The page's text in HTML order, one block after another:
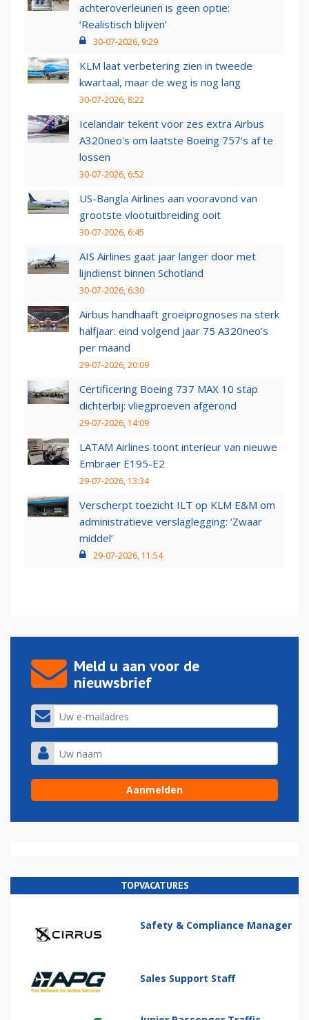
achteroverleunen is geen optie:
‘Realistisch blijven’
30-07-2026, 9:29
KLM laat verbetering zien in tweede
kwartaal, maar de weg is nog lang
30-07-2026, 8:22
Icelandair tekent voor zes extra Airbus
A320neo's om laatste Boeing 757's af te
lossen
30-07-2026, 6:52
US-Bangla Airlines aan vooravond van
grootste vlootuitbreiding ooit
30-07-2026, 6:45
AIS Airlines gaat jaar langer door met
lijndienst binnen Schotland
30-07-2026, 6:30
Airbus handhaaft groeiprognoses na sterk
halfjaar: eind volgend jaar 75 A320neo’s
per maand
29-07-2026, 20:09
Certificering Boeing 737 MAX 10 stap
dichterbij: vliegproeven afgerond
29-07-2026, 14:09
LATAM Airlines toont interieur van nieuwe
Embraer E195-E2
29-07-2026, 13:34
Verscherpt toezicht ILT op KLM E&M om
administratieve verslaglegging: ‘Zwaar
middel’
29-07-2026, 11:54
Meld u aan voor de
nieuwsbrief
TOPVACATURES
Safety & Compliance Manager
Sales Support Staff